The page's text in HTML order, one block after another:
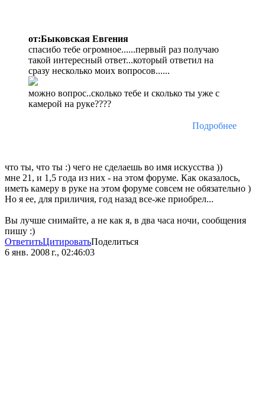
от:Быковская Евгения
спасибо тебе огромное......первый раз получаю
такой интересный ответ...который ответил на
сразу несколько моих вопросов......
можно вопрос..сколько тебе и сколько ты уже с
камерой на руке????
Подробнее
что ты, что ты :) чего не сделаешь во имя искусства ))
мне 21, и 1,5 года из них - на этом форуме. Как оказалось,
иметь камеру в руке на этом форуме совсем не обязательно )
Но я ее, для приличия, год назад все-же приобрел...
Вы лучше снимайте, а не как я, в два часа ночи, сообщения
пишу :)
ОтветитьЦитироватьПоделиться
6 янв. 2008 г., 02:46:03